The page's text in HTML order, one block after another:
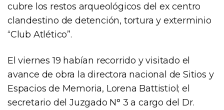
cubre los restos arqueológicos del ex centro
clandestino de detención, tortura y exterminio
“Club Atlético”.
El viernes 19 habían recorrido y visitado el
avance de obra la directora nacional de Sitios y
Espacios de Memoria, Lorena Battistiol; el
secretario del Juzgado N° 3 a cargo del Dr.